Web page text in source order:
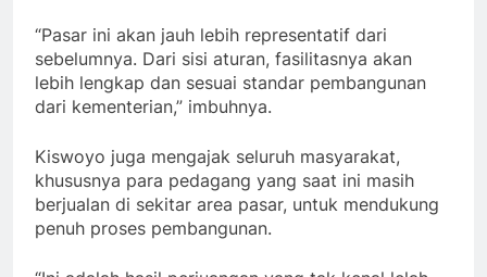
“Pasar ini akan jauh lebih representatif dari
sebelumnya. Dari sisi aturan, fasilitasnya akan
lebih lengkap dan sesuai standar pembangunan
dari kementerian,” imbuhnya.
Kiswoyo juga mengajak seluruh masyarakat,
khususnya para pedagang yang saat ini masih
berjualan di sekitar area pasar, untuk mendukung
penuh proses pembangunan.